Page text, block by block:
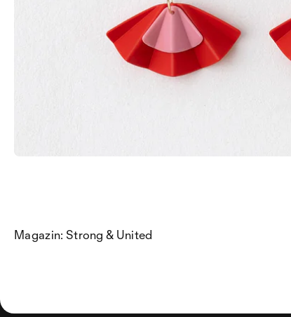
Magazin: Strong & United